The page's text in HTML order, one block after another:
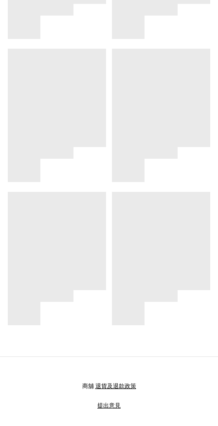
商舖 退貨及退款政策
提出意見